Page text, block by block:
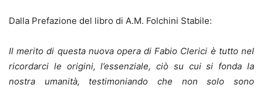
Dalla Prefazione del libro di A.M. Folchini Stabile:
Il merito di questa nuova opera di Fabio Clerici è tutto nel
ricordarci le origini, l’essenziale, ciò su cui si fonda la
nostra umanità, testimoniando che non solo sono